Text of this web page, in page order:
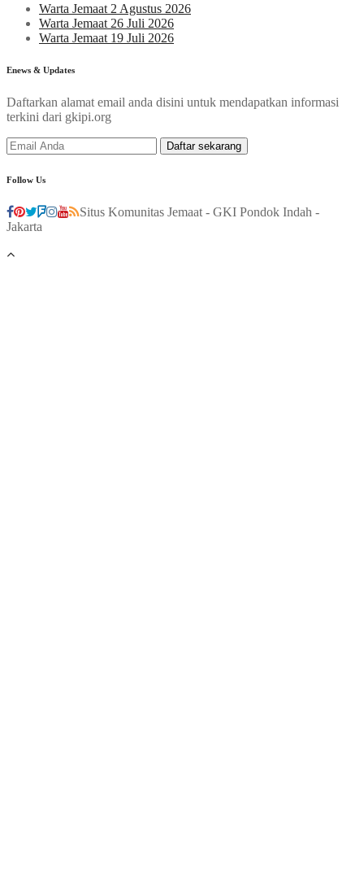
Warta Jemaat 2 Agustus 2026
Warta Jemaat 26 Juli 2026
Warta Jemaat 19 Juli 2026
Enews & Updates
Daftarkan alamat email anda disini untuk mendapatkan informasi
terkini dari gkipi.org
Follow Us
Situs Komunitas Jemaat - GKI Pondok Indah -
Jakarta